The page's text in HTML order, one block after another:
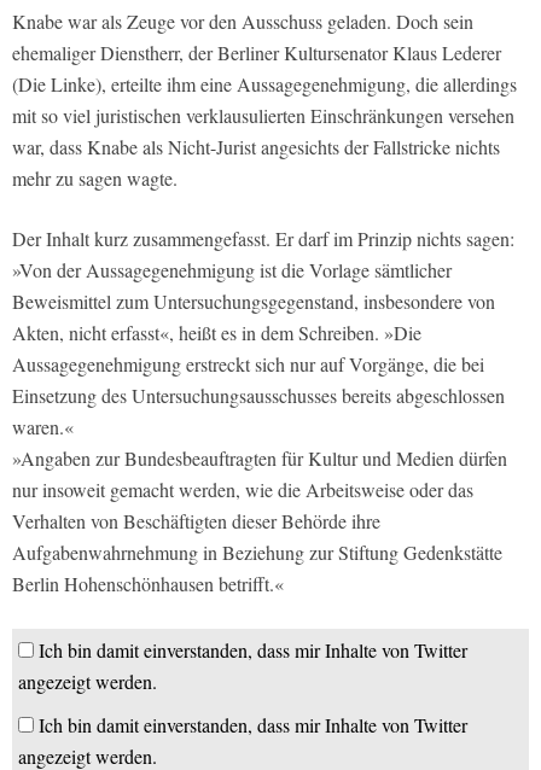
Knabe war als Zeuge vor den Ausschuss geladen. Doch sein
ehemaliger Dienstherr, der Berliner Kultursenator Klaus Lederer
(Die Linke), erteilte ihm eine Aussagegenehmigung, die allerdings
mit so viel juristischen verklausulierten Einschränkungen versehen
war, dass Knabe als Nicht-Jurist angesichts der Fallstricke nichts
mehr zu sagen wagte.
Der Inhalt kurz zusammengefasst. Er darf im Prinzip nichts sagen:
»Von der Aussagegenehmigung ist die Vorlage sämtlicher
Beweismittel zum Untersuchungsgegenstand, insbesondere von
Akten, nicht erfasst«, heißt es in dem Schreiben. »Die
Aussagegenehmigung erstreckt sich nur auf Vorgänge, die bei
Einsetzung des Untersuchungsausschusses bereits abgeschlossen
waren.«
»Angaben zur Bundesbeauftragten für Kultur und Medien dürfen
nur insoweit gemacht werden, wie die Arbeitsweise oder das
Verhalten von Beschäftigten dieser Behörde ihre
Aufgabenwahrnehmung in Beziehung zur Stiftung Gedenkstätte
Berlin Hohenschönhausen betrifft.«
Ich bin damit einverstanden, dass mir Inhalte von Twitter
angezeigt werden.
Ich bin damit einverstanden, dass mir Inhalte von Twitter
angezeigt werden.